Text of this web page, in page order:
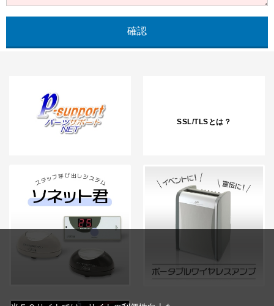
SSL/TLSとは？